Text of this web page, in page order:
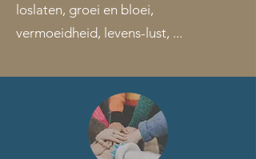
loslaten, groei en bloei,
vermoeidheid, levens-lust, ...